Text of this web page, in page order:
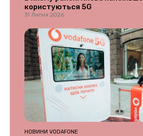
користуються 5G
31 Липня 2026
НОВИНИ VODAFONE